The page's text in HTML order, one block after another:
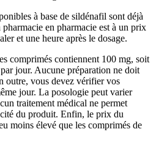
à base de sildénafil sont déjà
en pharmacie est à un prix
et une heure après le dosage.
comprimés contiennent 100 mg, soit
jour. Aucune préparation ne doit
outre, vous devez vérifier vos
jour. La posologie peut varier
traitement médical ne permet
du produit. Enfin, le prix du
moins élevé que les comprimés de